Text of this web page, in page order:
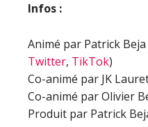
Infos :
Animé par Patrick Beja
Twitter, TikTok)
Co-animé par JK
Co-animé par Olivier
Produit par Patrick